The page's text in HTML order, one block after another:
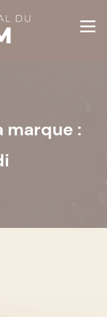
marque :